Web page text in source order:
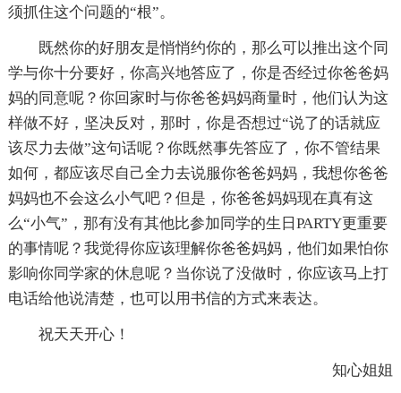
须抓住这个问题的“根”。
既然你的好朋友是悄悄约你的，那么可以推出这个同
学与你十分要好，你高兴地答应了，你是否经过你爸爸妈
妈的同意呢？你回家时与你爸爸妈妈商量时，他们认为这
样做不好，坚决反对，那时，你是否想过“说了的话就应
该尽力去做”这句话呢？你既然事先答应了，你不管结果
如何，都应该尽自己全力去说服你爸爸妈妈，我想你爸爸
妈妈也不会这么小气吧？但是，你爸爸妈妈现在真有这
么“小气”，那有没有其他比参加同学的生日PARTY更重要
的事情呢？我觉得你应该理解你爸爸妈妈，他们如果怕你
影响你同学家的休息呢？当你说了没做时，你应该马上打
电话给他说清楚，也可以用书信的方式来表达。
祝天天开心！
知心姐姐